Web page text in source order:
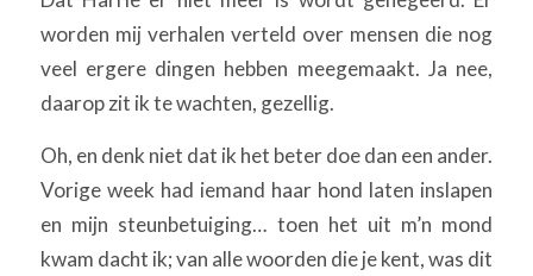
worden mij verhalen verteld over mensen die nog
veel ergere dingen hebben meegemaakt. Ja nee,
daarop zit ik te wachten, gezellig.
Oh, en denk niet dat ik het beter doe dan een ander.
Vorige week had iemand haar hond laten inslapen
en mijn steunbetuiging… toen het uit m’n mond
kwam dacht ik; van alle woorden die je kent, was dit